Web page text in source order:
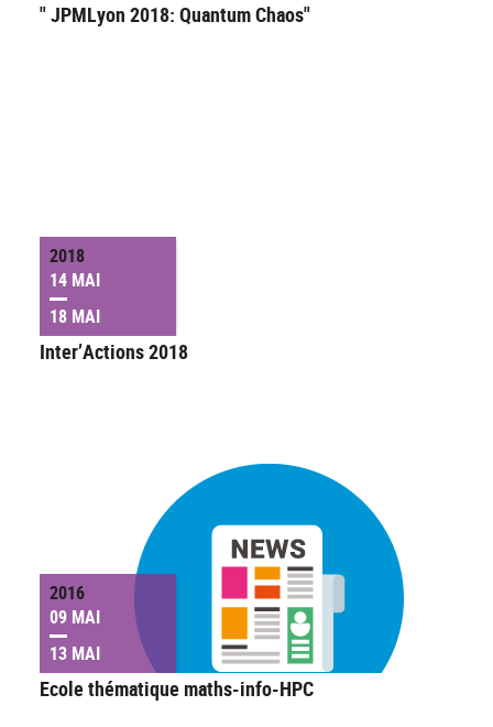
" JPMLyon 2018: Quantum Chaos"
2018
14 MAI
18 MAI
Inter’Actions 2018
2016
09 MAI
13 MAI
Ecole thématique maths-info-HPC